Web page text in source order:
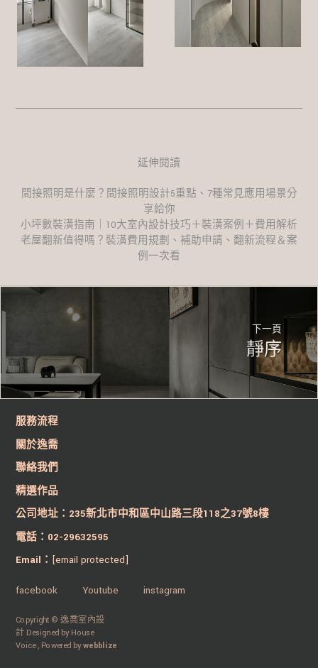
延伸閱讀
間接照明是什麼？間接照明設計5重點、7種常見應用場景分
享給你
小坪數裝潢指南｜10大室內設計技巧＋裝潢案例＋費用解析
老屋翻新值得嗎？裝潢費用規劃、補助申請、翻新流程＆案
例一次看
下一頁
靜序
服務流程
關於逸喬
聯絡我們
精選作品
公司地址：235新北市中和區中山路三段118之37號8樓
電話：02-29632595
Email： [email protected]
facebook Youtube instagram
Copyright © 逸喬室內設
計 Designed by House
Voice , Powered bywebblize